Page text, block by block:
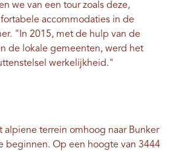
we van een tour zoals deze,
accommodaties in de
"In 2015, met de hulp van de
de lokale gemeenten, werd het
werkelijkheid."
alpiene terrein omhoog naar Bunker
beginnen. Op een hoogte van 3444